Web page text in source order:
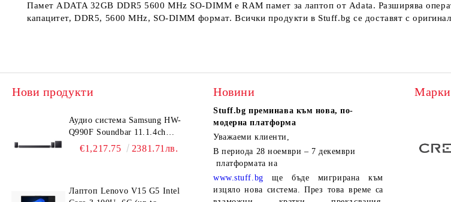
Памет ADATA 32GB DDR5 5600 MHz SO-DIMM е RAM памет за лаптоп от Adata. Разширява
капацитет, DDR5, 5600 MHz, SO-DIMM формат. Всички продукти в Stuff.bg се доставят с
Нови продукти
Аудио система Samsung HW-
Q990F Soundbar 11.1.4ch
Wireless Dolby Atmos Model
€1,217.75 2381.71лв.
Лаптоп Lenovo V15 G5 Intel
Новини
Stuff.bg преминава към нова, по-
модерна платформа
Уважаеми клиенти,
В периода 28 ноември – 7 декември
платформата на
www.stuff.bg ще бъде мигрирана към
изцяло нова система. През това време са
Марки